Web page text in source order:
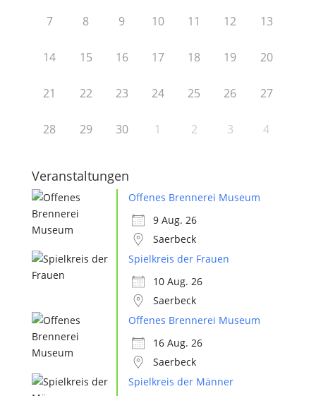
7 8 9 10 11 12 13
14 15 16 17 18 19 20
21 22 23 24 25 26 27
28 29 30 1 2 3 4
Veranstaltungen
Offenes Brennerei Museum
9 Aug. 26
Saerbeck
Spielkreis der Frauen
10 Aug. 26
Saerbeck
Offenes Brennerei Museum
16 Aug. 26
Saerbeck
Spielkreis der Männer